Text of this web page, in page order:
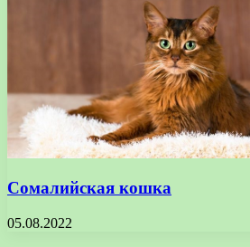
Сомалийская кошка
05.08.2022